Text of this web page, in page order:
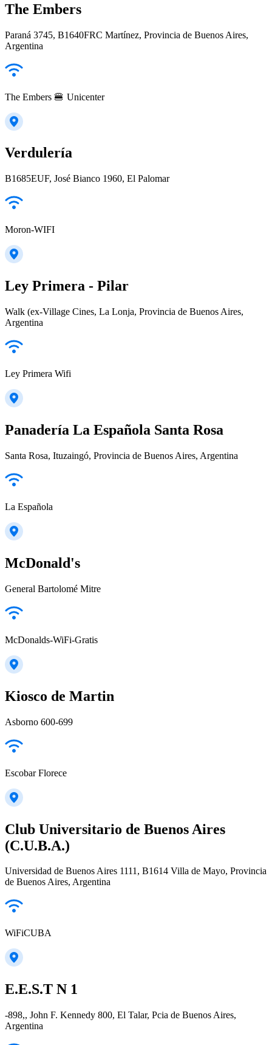
The Embers
Paraná 3745, B1640FRC Martínez, Provincia de Buenos Aires,
Argentina
The Embers 🍔 Unicenter
Verdulería
B1685EUF, José Bianco 1960, El Palomar
Moron-WIFI
Ley Primera - Pilar
Walk (ex-Village Cines, La Lonja, Provincia de Buenos Aires,
Argentina
Ley Primera Wifi
Panadería La Española Santa Rosa
Santa Rosa, Ituzaingó, Provincia de Buenos Aires, Argentina
La Española
McDonald's
General Bartolomé Mitre
McDonalds-WiFi-Gratis
Kiosco de Martin
Asborno 600-699
Escobar Florece
Club Universitario de Buenos Aires
(C.U.B.A.)
Universidad de Buenos Aires 1111, B1614 Villa de Mayo, Provincia
de Buenos Aires, Argentina
WiFiCUBA
E.E.S.T N 1
-898,, John F. Kennedy 800, El Talar, Pcia de Buenos Aires,
Argentina